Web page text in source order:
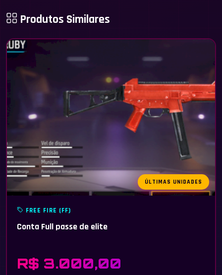
Produtos Similares
ÚLTIMAS UNIDADES
FREE FIRE (FF)
Conta Full passe de elite
R$ 3.000,00